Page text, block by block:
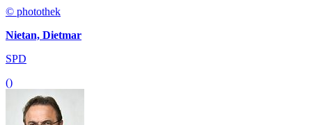
© photothek
Nietan, Dietmar
SPD
()